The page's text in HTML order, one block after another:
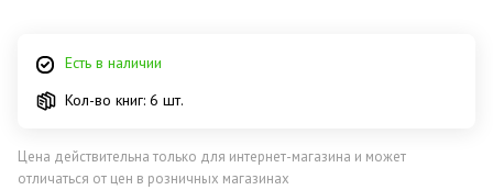
Есть в наличии
Кол-во книг: 6 шт.
Цена действительна только для интернет-магазина и может
отличаться от цен в розничных магазинах